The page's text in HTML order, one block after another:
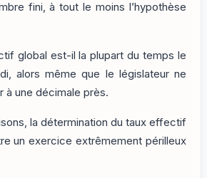
fini, à tout le moins l’hypothèse
global est-il la plupart du temps le
alors même que le législateur ne
à une décimale près.
la détermination du taux effectif
un exercice extrêmement périlleux